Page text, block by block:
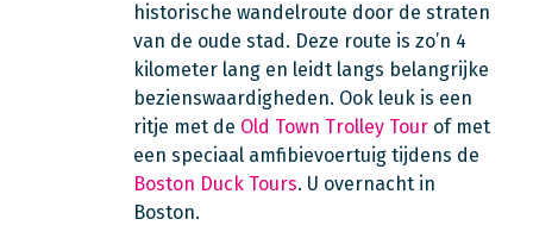
historische wandelroute door de straten
van de oude stad. Deze route is zo’n 4
kilometer lang en leidt langs belangrijke
bezienswaardigheden. Ook leuk is een
ritje met de Old Town Trolley Tour of met
een speciaal amfibievoertuig tijdens de
Boston Duck Tours. U overnacht in
Boston.